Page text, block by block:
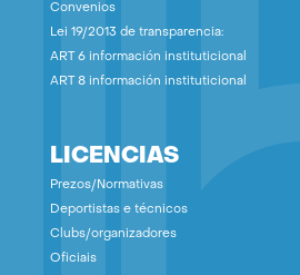
Convenios
Lei 19/2013 de transparencia:
ART 6 información instituticional
ART 8 información instituticional
LICENCIAS
Prezos/Normativas
Deportistas e técnicos
Clubs/organizadores
Oficiais